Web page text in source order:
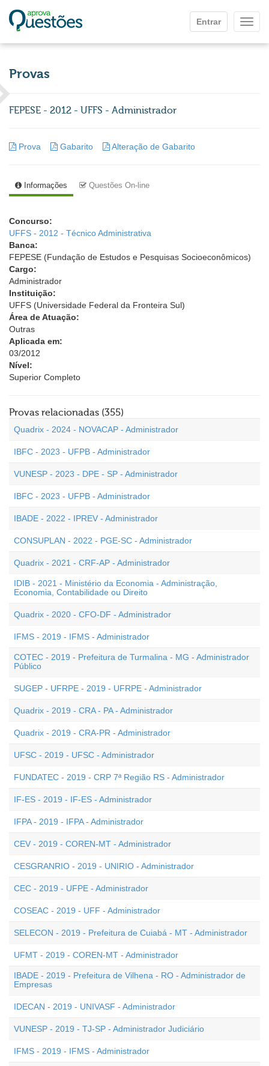
Entrar
Provas
FEPESE - 2012 - UFFS - Administrador
Prova Gabarito Alteração de Gabarito
Informações Questões On-line
Concurso:
UFFS - 2012 - Técnico Administrativa
Banca:
FEPESE (Fundação de Estudos e Pesquisas Socioeconômicos)
Cargo:
Administrador
Instituição:
UFFS (Universidade Federal da Fronteira Sul)
Área de Atuação:
Outras
Aplicada em:
03/2012
Nível:
Superior Completo
Provas relacionadas (355)
Quadrix - 2024 - NOVACAP - Administrador
IBFC - 2023 - UFPB - Administrador
VUNESP - 2023 - DPE - SP - Administrador
IBFC - 2023 - UFPB - Administrador
IBADE - 2022 - IPREV - Administrador
CONSUPLAN - 2022 - PGE-SC - Administrador
Quadrix - 2021 - CRF-AP - Administrador
IDIB - 2021 - Ministério da Economia - Administração,
Economia, Contabilidade ou Direito
Quadrix - 2020 - CFO-DF - Administrador
IFMS - 2019 - IFMS - Administrador
COTEC - 2019 - Prefeitura de Turmalina - MG - Administrador
Público
SUGEP - UFRPE - 2019 - UFRPE - Administrador
Quadrix - 2019 - CRA - PA - Administrador
Quadrix - 2019 - CRA-PR - Administrador
UFSC - 2019 - UFSC - Administrador
FUNDATEC - 2019 - CRP 7ª Região RS - Administrador
IF-ES - 2019 - IF-ES - Administrador
IFPA - 2019 - IFPA - Administrador
CEV - 2019 - COREN-MT - Administrador
CESGRANRIO - 2019 - UNIRIO - Administrador
CEC - 2019 - UFPE - Administrador
COSEAC - 2019 - UFF - Administrador
SELECON - 2019 - Prefeitura de Cuiabá - MT - Administrador
UFMT - 2019 - COREN-MT - Administrador
IBADE - 2019 - Prefeitura de Vilhena - RO - Administrador de
Empresas
IDECAN - 2019 - UNIVASF - Administrador
VUNESP - 2019 - TJ-SP - Administrador Judiciário
IFMS - 2019 - IFMS - Administrador